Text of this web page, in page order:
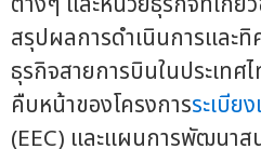
สรุปผลการดำเนินการและ
ธุรกิจสายการบินในประเทศ
คืบหน้าของโครงการระเบีย
(EEC) และแผนการพัฒนาส